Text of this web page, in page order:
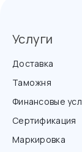
Услуги
Доставка
Таможня
Финансовые
Сертификация
Маркировка